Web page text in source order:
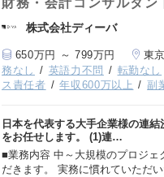
財務・会計コンサルタン
株式会社ディーバ
650万円 ～ 799万円 東
務なし
英語力不問 転勤なし
ス責任者
年収600万以上 副
日本を代表する大手企業様の連
をお任せします。 (1)連…
■業務内容 中～大規模のプロジェ
だきます。 実務に慣れていただ